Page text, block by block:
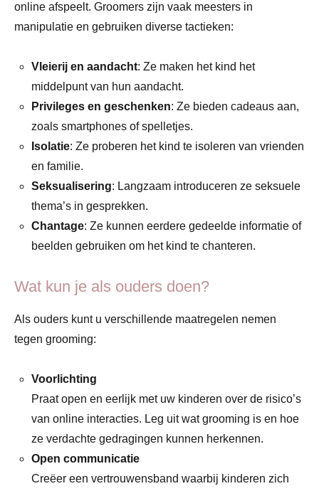
online afspeelt. Groomers zijn vaak meesters in
manipulatie en gebruiken diverse tactieken:
Vleierij en aandacht: Ze maken het kind het
middelpunt van hun aandacht.
Privileges en geschenken: Ze bieden cadeaus aan,
zoals smartphones of spelletjes.
Isolatie: Ze proberen het kind te isoleren van vrienden
en familie.
Seksualisering: Langzaam introduceren ze seksuele
thema’s in gesprekken.
Chantage: Ze kunnen eerdere gedeelde informatie of
beelden gebruiken om het kind te chanteren.
Wat kun je als ouders doen?
Als ouders kunt u verschillende maatregelen nemen
tegen grooming:
Voorlichting
Praat open en eerlijk met uw kinderen over de risico’s
van online interacties. Leg uit wat grooming is en hoe
ze verdachte gedragingen kunnen herkennen.
Open communicatie
Creëer een vertrouwensband waarbij kinderen zich